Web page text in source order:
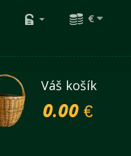
€
Váš košík
0.00 €